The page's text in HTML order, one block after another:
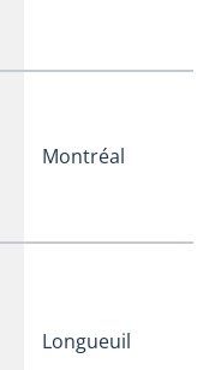
Montréal
Longueuil